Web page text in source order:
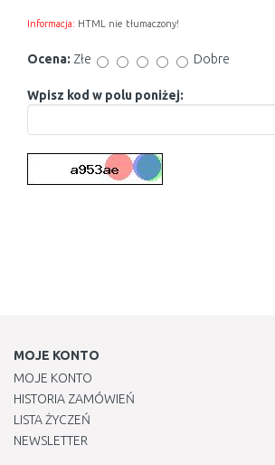
Informacja: HTML nie tłumaczony!
Ocena: Złe Dobre
Wpisz kod w polu poniżej:
MOJE KONTO
MOJE KONTO
HISTORIA ZAMÓWIEŃ
LISTA ŻYCZEŃ
NEWSLETTER